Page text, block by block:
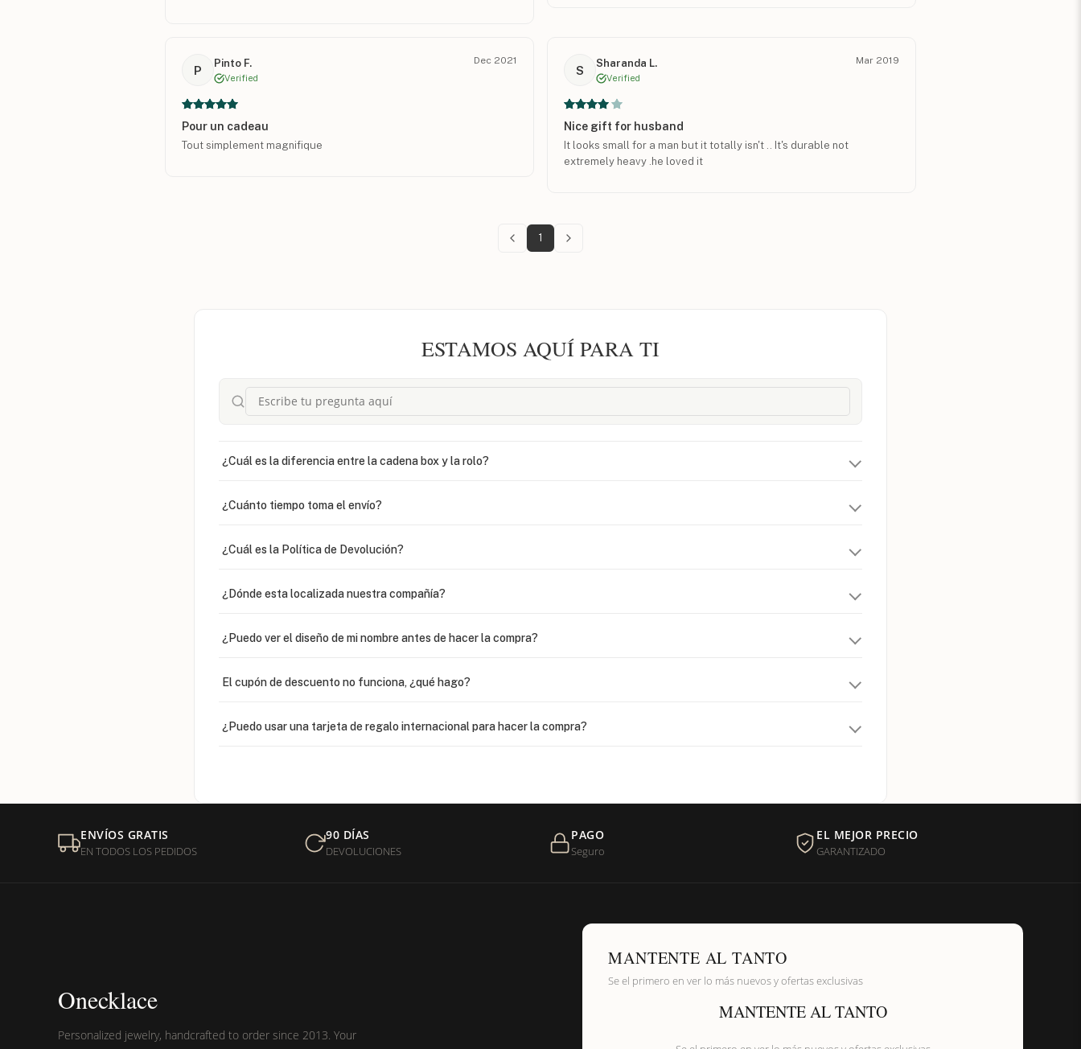
P
Pinto F.
Verified
Dec 2021
Pour un cadeau
Tout simplement magnifique
S
Sharanda L.
Verified
Mar 2019
Nice gift for husband
It looks small for a man but it totally isn't .. It's durable not
extremely heavy .he loved it
1
ESTAMOS AQUÍ PARA TI
¿Cuál es la diferencia entre la cadena box y la rolo?
¿Cuánto tiempo toma el envío?
¿Cuál es la Política de Devolución?
¿Dónde esta localizada nuestra compañía?
¿Puedo ver el diseño de mi nombre antes de hacer la compra?
El cupón de descuento no funciona, ¿qué hago?
¿Puedo usar una tarjeta de regalo internacional para hacer la compra?
¿Sus productos son libres de níquel?
ENVÍOS GRATIS
EN TODOS LOS PEDIDOS
90 DÍAS
DEVOLUCIONES
PAGO
Seguro
EL MEJOR PRECIO
GARANTIZADO
Onecklace
Personalized jewelry, handcrafted to order since 2013. Your
MANTENTE AL TANTO
Se el primero en ver lo más nuevos y ofertas exclusivas
MANTENTE AL TANTO